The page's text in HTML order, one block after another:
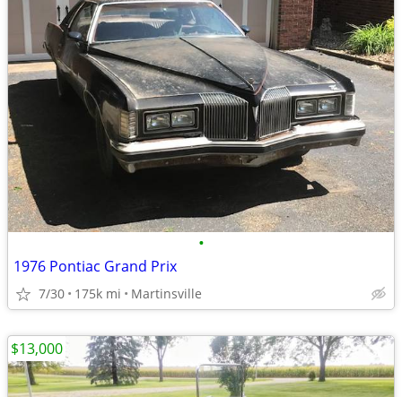
•
1976 Pontiac Grand Prix
7/30 175k mi Martinsville
$13,000